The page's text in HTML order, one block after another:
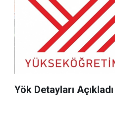
Yök Detayları Açıkladı